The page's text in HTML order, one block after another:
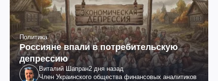
Политика
Россияне впали в потребительскую
депрессию
Виталий Шапран2 дня назад
Член Украинского общества финансовых аналитиков